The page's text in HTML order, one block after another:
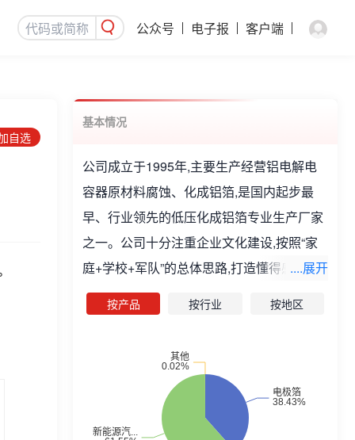
公众号 电子报 客户端
自选
基本情况
公司成立于1995年,主要生产经营铝电解电
容器原材料腐蚀、化成铝箔,是国内起步最
早、行业领先的低压化成铝箔专业生产厂家
之一。公司十分注重企业文化建设,按照“家
庭+学校+军队”的总体思路,打造懂得感恩、
团结自强、不断学习、诚信创新、高效执
行、善于打拼的华锋队伍。公司现阶段主要
生产、销售以及技术服务,同时保持电极箔的
研发、生产、销售。公司主要产品有智能整
车控制器、电驱动与传动系统、高压集成控
....展开
按产品 按行业 按地区